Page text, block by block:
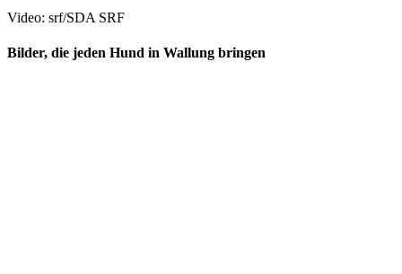
Video: srf/SDA SRF
Bilder, die jeden Hund in Wallung bringen